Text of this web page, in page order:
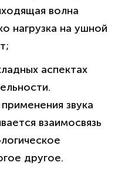
политикой
волна
нагрузка на ушной
аспектах
звука
взаимосвязь
другое.